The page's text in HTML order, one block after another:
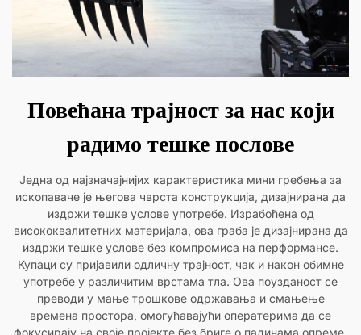
Повећана трајност за нас који
радимо тешке послове
Једна од најзначајнијих карактеристика мини гребења за
ископаваче је његова чврста конструкција, дизајнирана да
издржи тешке услове употребе. Израбоћена од
висококвалитетних материјала, ова граба је дизајнирана да
издржи тешке услове без компромиса на перформансе.
Купаци су пријавили одличну трајност, чак и након обимне
употребе у различитим врстама тла. Ова поузданост се
преводи у мање трошкове одржавања и смањење
времена простора, омогућавајући оператерима да се
фокусирају на своје пројекте без бриге о падинама опреме.